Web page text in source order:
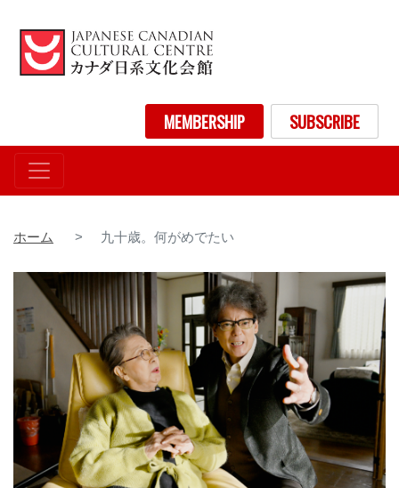
イ
ン
コ
テ
ン
User account menuMEMBERSHIP SUBSCRIBE
ホーム 九十歳。何がめでたい